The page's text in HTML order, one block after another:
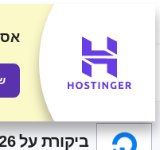
אנו מדרגים ספקים על סמך
המשוב שלכם ואת ההסכמים
קישורים לשותפים.
גילוי נאות